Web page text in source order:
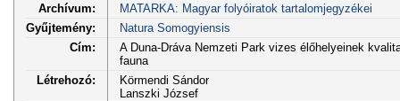
Archívum:
MATARKA: Magyar folyóiratok tartalomjegyzékei
Gyűjtemény:
Natura Somogyiensis
Cím:
A Duna-Dráva Nemzeti Park vizes élőhelyeinek
fauna
Létrehozó:
Körmendi Sándor
Lanszki József